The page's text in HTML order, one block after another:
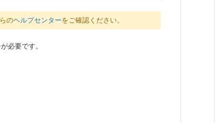
のヘルプセンターをご確認ください。
が必要です。